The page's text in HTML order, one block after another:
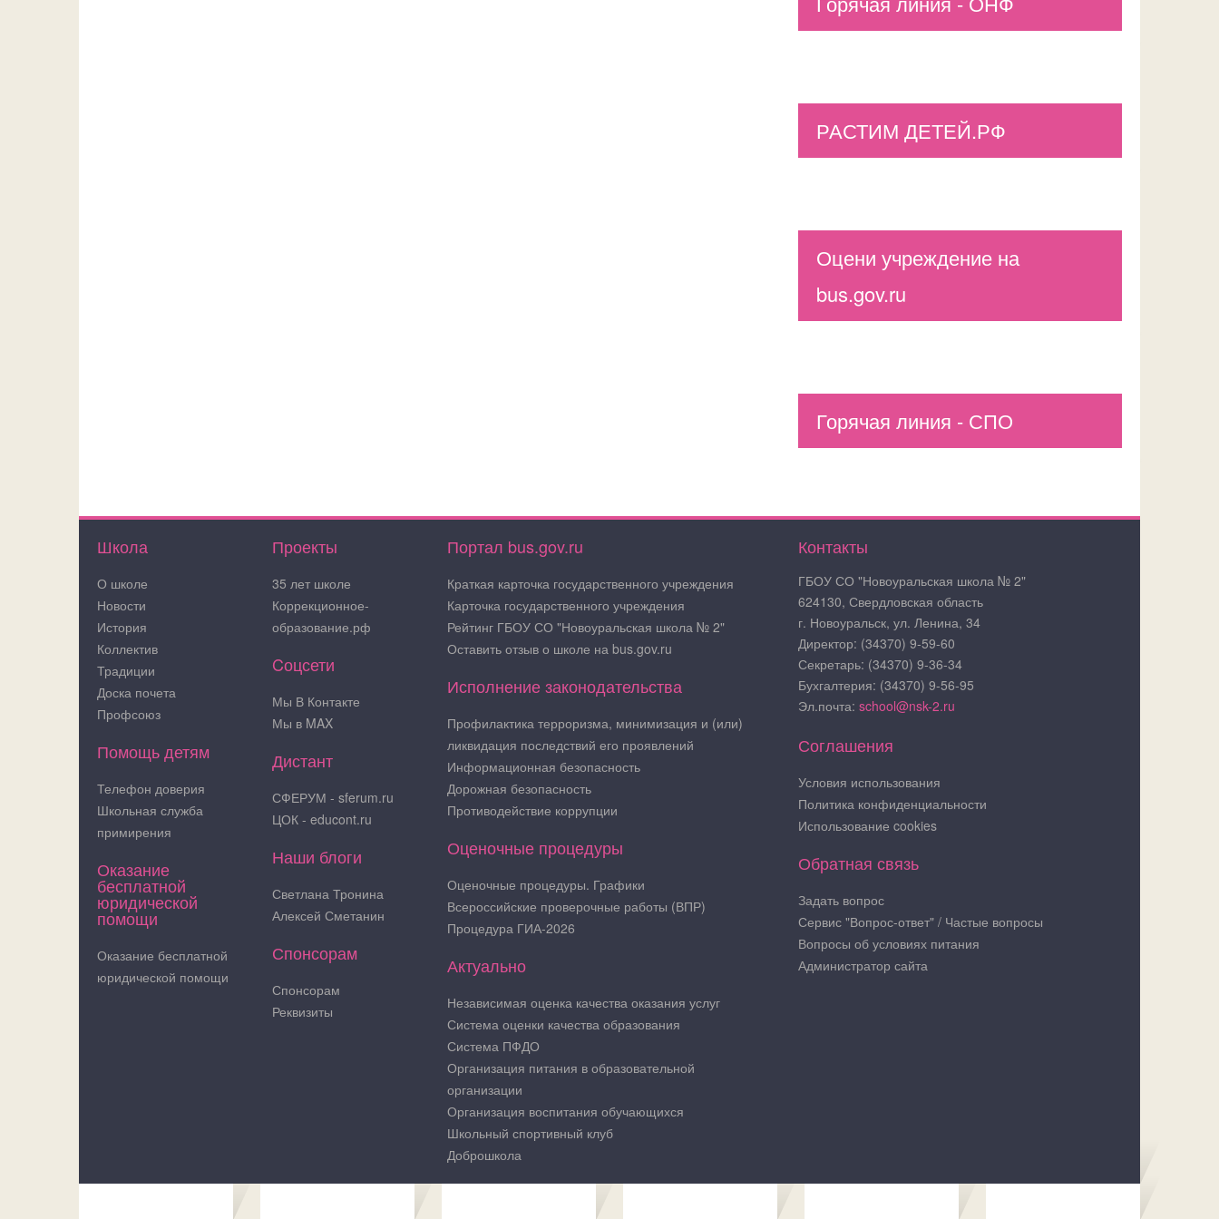
РАСТИМ ДЕТЕЙ.РФ
Оцени учреждение на
bus.gov.ru
Горячая линия - СПО
Школа
О школе
Новости
История
Коллектив
Традиции
Доска почета
Профсоюз
Помощь детям
Телефон доверия
Школьная служба
примирения
Оказание
бесплатной
юридической
помощи
Оказание бесплатной
юридической помощи
Проекты
35 лет школе
Коррекционное-
образование.рф
Cоцсети
Мы В Контакте
Мы в MAX
Дистант
СФЕРУМ - sferum.ru
ЦОК - educont.ru
Наши блоги
Светлана Тронина
Алексей Сметанин
Спонсорам
Спонсорам
Реквизиты
Портал bus.gov.ru
Краткая карточка государственного учреждения
Карточка государственного учреждения
Рейтинг ГБОУ СО "Новоуральская школа № 2"
Оставить отзыв о школе на bus.gov.ru
Исполнение законодательства
Профилактика терроризма, минимизация и (или)
ликвидация последствий его проявлений
Информационная безопасность
Дорожная безопасность
Противодействие коррупции
Оценочные процедуры
Оценочные процедуры. Графики
Всероссийские проверочные работы (ВПР)
Процедура ГИА-2026
Актуально
Независимая оценка качества оказания услуг
Система оценки качества образования
Система ПФДО
Организация питания в образовательной
организации
Организация воспитания обучающихся
Школьный спортивный клуб
Доброшкола
Контакты
ГБОУ СО "Новоуральская школа № 2"
624130, Свердловская область
г. Новоуральск, ул. Ленина, 34
Директор: (34370) 9-59-60
Секретарь: (34370) 9-36-34
Бухгалтерия: (34370) 9-56-95
Эл.почта: school@nsk-2.ru
Соглашения
Условия использования
Политика конфиденциальности
Использование cookies
Обратная связь
Задать вопрос
Сервис "Вопрос-ответ" / Частые вопросы
Вопросы об условиях питания
Администратор сайта